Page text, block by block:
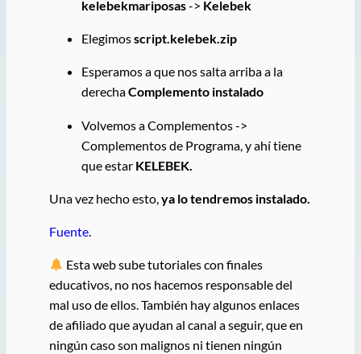
kelebekmariposas-> Kelebek
Elegimosscript.kelebek.zip
Esperamos a que nos salta arriba a la
derechaComplemento instalado
Volvemos a Complementos ->
Complementos de Programa, y ahí tiene
que estar KELEBEK.
Una vez hecho esto,ya lo tendremos instalado.
Fuente.
Esta web sube tutoriales con finales
educativos, no nos hacemos responsable del
mal uso de ellos. También hay algunos enlaces
de afiliado que ayudan al canal a seguir, que en
ningún caso son malignos ni tienen ningún